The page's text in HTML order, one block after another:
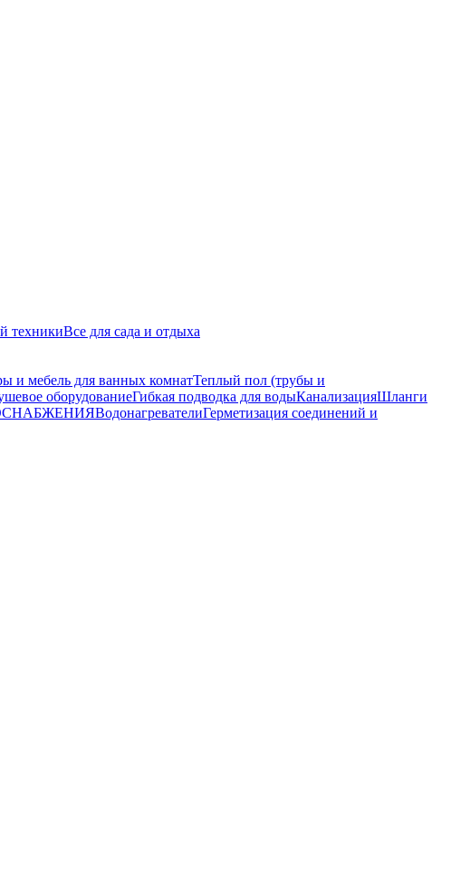
техникиВсе для сада и отдыха
и мебель для ванных комнатТеплый пол (трубы и
оборудованиеГибкая подводка для водыКанализацияШланги
ВодонагревателиГерметизация соединений и